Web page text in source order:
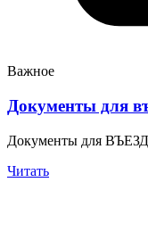
Важное
Документы для
Документы для
Читать